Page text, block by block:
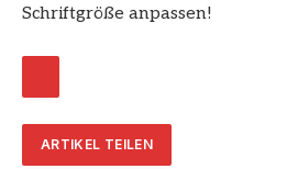
Schriftgröße anpassen!
ARTIKEL TEILEN